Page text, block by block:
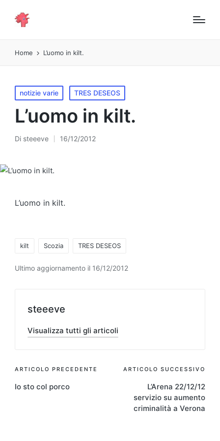
Home L’uomo in kilt.
Pubblicato
in
notizie varie TRES DESEOS
L’uomo in kilt.
Pubblicato
Di steeeve 16/12/2012
L’uomo in kilt.
kilt Scozia TRES DESEOS
Ultimo aggiornamento il 16/12/2012
steeeve
Visualizza tutti gli articoli
Navigazione
articoli
ARTICOLO PRECEDENTE
Io sto col porco
ARTICOLO SUCCESSIVO
L’Arena 22/12/12
servizio su aumento
criminalità a Verona